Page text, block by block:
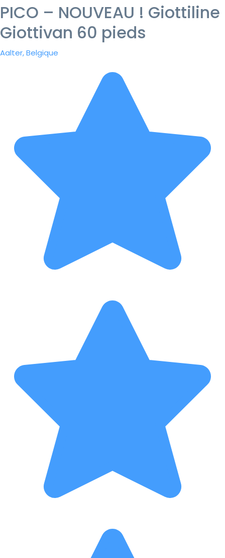
PICO – NOUVEAU ! Giottiline
Giottivan 60 pieds
Aalter, Belgique